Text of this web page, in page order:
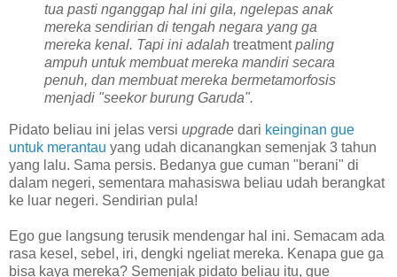
tua pasti nganggap hal ini gila, ngelepas anak
mereka sendirian di tengah negara yang ga
mereka kenal. Tapi ini adalah treatmentpaling
ampuh untuk membuat mereka mandiri secara
penuh, dan membuat mereka bermetamorfosis
menjadi "seekor burung Garuda".
Pidato beliau ini jelas versi upgrade dari keinginan gue
untuk merantau yang udah dicanangkan semenjak 3 tahun
yang lalu. Sama persis. Bedanya gue cuman "berani" di
dalam negeri, sementara mahasiswa beliau udah berangkat
ke luar negeri. Sendirian pula!
Ego gue langsung terusik mendengar hal ini. Semacam ada
rasa kesel, sebel, iri, dengki ngeliat mereka. Kenapa gue ga
bisa kaya mereka? Semenjak pidato beliau itu, gue